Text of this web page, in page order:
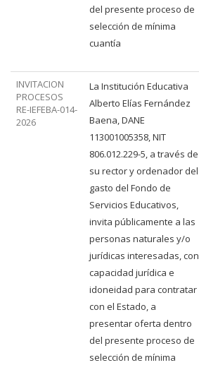
del presente proceso de
selección de mínima
cuantía
INVITACION
PROCESOS
RE-IEFEBA-014-
2026
La Institución Educativa
Alberto Elías Fernández
Baena, DANE
113001005358, NIT
806.012.229-5, a través de
su rector y ordenador del
gasto del Fondo de
Servicios Educativos,
invita públicamente a las
personas naturales y/o
jurídicas interesadas, con
capacidad jurídica e
idoneidad para contratar
con el Estado, a
presentar oferta dentro
del presente proceso de
selección de mínima